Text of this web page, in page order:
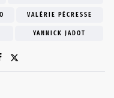
VALÉRIE PÉCRESSE
YANNICK JADOT